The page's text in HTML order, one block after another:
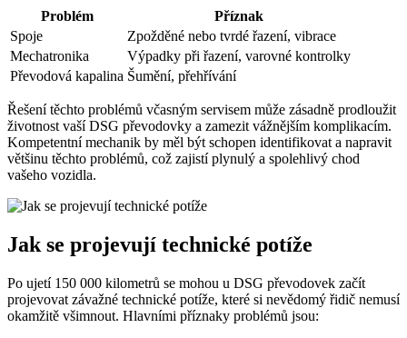
Problém
Příznak
Spoje
Zpožděné nebo tvrdé řazení, vibrace
Mechatronika
Výpadky při řazení, varovné kontrolky
Převodová kapalina Šumění, přehřívání
Řešení těchto problémů včasným servisem může zásadně prodloužit
životnost vaší DSG převodovky a zamezit vážnějším komplikacím.
Kompetentní mechanik by měl být schopen identifikovat a napravit
většinu těchto problémů, což zajistí plynulý a spolehlivý chod
vašeho vozidla.
Jak se projevují technické potíže
Po ujetí 150 000 kilometrů se mohou u DSG převodovek začít
projevovat závažné technické potíže, které si nevědomý řidič nemusí
okamžitě všimnout. Hlavními příznaky problémů jsou: